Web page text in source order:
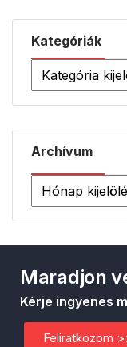
Kategóriák
Archívum
Maradjon
Kérje ingyenes
Feliratkozom